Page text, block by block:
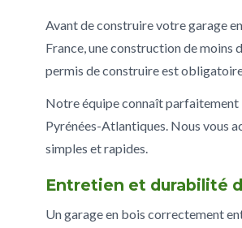
Avant de construire votre garage
France, une construction de moins
permis de construire est
Notre équipe connaît parfaitement
Pyrénées-Atlantiques. Nous vous
simples et rapides.
Entretien et durabilité
Un garage en bois correctement